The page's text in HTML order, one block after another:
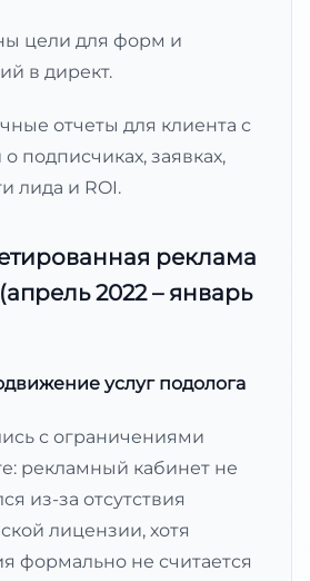
цели для форм и
в директ.
отчеты для клиента с
подписчиках, заявках,
лида и ROI.
реклама
2022 – январь
услуг подолога
с ограничениями
рекламный кабинет не
из-за отсутствия
лицензии, хотя
формально не считается